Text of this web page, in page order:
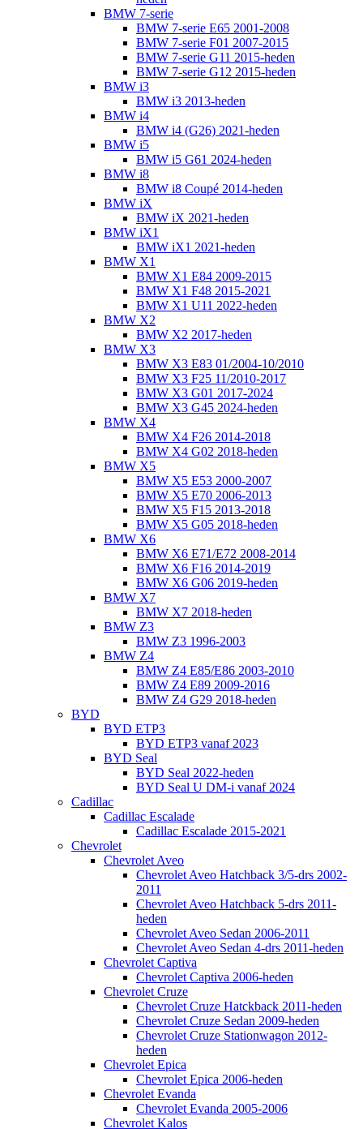
BMW 7-serie
BMW 7-serie E65 2001-2008
BMW 7-serie F01 2007-2015
BMW 7-serie G11 2015-heden
BMW 7-serie G12 2015-heden
BMW i3
BMW i3 2013-heden
BMW i4
BMW i4 (G26) 2021-heden
BMW i5
BMW i5 G61 2024-heden
BMW i8
BMW i8 Coupé 2014-heden
BMW iX
BMW iX 2021-heden
BMW iX1
BMW iX1 2021-heden
BMW X1
BMW X1 E84 2009-2015
BMW X1 F48 2015-2021
BMW X1 U11 2022-heden
BMW X2
BMW X2 2017-heden
BMW X3
BMW X3 E83 01/2004-10/2010
BMW X3 F25 11/2010-2017
BMW X3 G01 2017-2024
BMW X3 G45 2024-heden
BMW X4
BMW X4 F26 2014-2018
BMW X4 G02 2018-heden
BMW X5
BMW X5 E53 2000-2007
BMW X5 E70 2006-2013
BMW X5 F15 2013-2018
BMW X5 G05 2018-heden
BMW X6
BMW X6 E71/E72 2008-2014
BMW X6 F16 2014-2019
BMW X6 G06 2019-heden
BMW X7
BMW X7 2018-heden
BMW Z3
BMW Z3 1996-2003
BMW Z4
BMW Z4 E85/E86 2003-2010
BMW Z4 E89 2009-2016
BMW Z4 G29 2018-heden
BYD
BYD ETP3
BYD ETP3 vanaf 2023
BYD Seal
BYD Seal 2022-heden
BYD Seal U DM-i vanaf 2024
Cadillac
Cadillac Escalade
Cadillac Escalade 2015-2021
Chevrolet
Chevrolet Aveo
Chevrolet Aveo Hatchback 3/5-drs 2002-
2011
Chevrolet Aveo Hatchback 5-drs 2011-
heden
Chevrolet Aveo Sedan 2006-2011
Chevrolet Aveo Sedan 4-drs 2011-heden
Chevrolet Captiva
Chevrolet Captiva 2006-heden
Chevrolet Cruze
Chevrolet Cruze Hatckback 2011-heden
Chevrolet Cruze Sedan 2009-heden
Chevrolet Cruze Stationwagon 2012-
heden
Chevrolet Epica
Chevrolet Epica 2006-heden
Chevrolet Evanda
Chevrolet Evanda 2005-2006
Chevrolet Kalos